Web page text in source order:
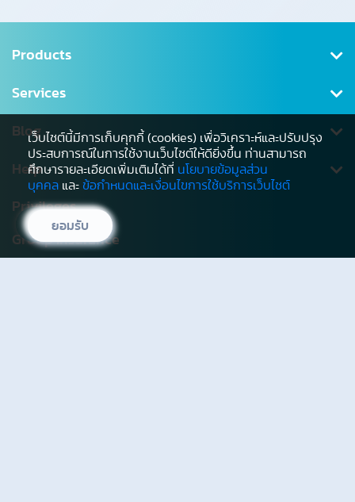
Products
Health Insurance
Saving
Tax Deductible
Personal Accident
MRTA
Annuity
Unit Linked
Services
Register/Log in
Download Documents
Premium Payment
Claim Request
Changing Policy Details
NAV
Blog
News CSR
Blog
Help
Head Office
Branch list
Hospital Network
Privileges
Group Insurance
เว็บไซต์นี้มีการเก็บคุกกี้ (cookies) เพื่อวิเคราะห์และปรับปรุง
ประสบการณ์ในการใช้งานเว็บไซต์ให้ดียิ่งขึ้น ท่านสามารถ
ศึกษารายละเอียดเพิ่มเติมได้ที่ นโยบายข้อมูลส่วน
บุคคล และ ข้อกำหนดและเงื่อนไขการใช้บริการเว็บไซต์
ยอมรับ